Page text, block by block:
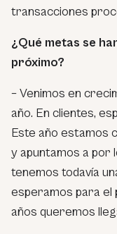
transacciones
¿Qué metas se
próximo?
– Venimos en
año. En clientes,
Este año estamos
y apuntamos a por
tenemos todavía
esperamos para el
años queremos